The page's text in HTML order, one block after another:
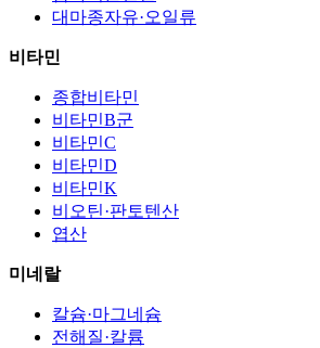
대마종자유·오일류
비타민
종합비타민
비타민B군
비타민C
비타민D
비타민K
비오틴·판토텐산
엽산
미네랄
칼슘·마그네슘
전해질·칼륨